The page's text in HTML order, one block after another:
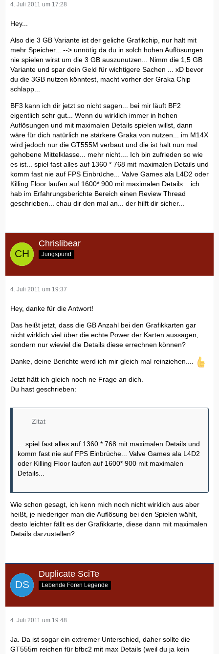
4. Juli 2011 um 17:28
Hey...
Also die 3 GB Variante ist der geliche Grafikchip, nur halt mit
mehr Speicher... --> unnötig da du in solch hohen Auflösungen
nie spielen wirst um die 3 GB auszunutzen... Nimm die 1,5 GB
Variante und spar dein Geld für wichtigere Sachen ... xD bevor
du die 3GB nutzen könntest, macht vorher der Graka Chip
schlapp...
BF3 kann ich dir jetzt so nicht sagen... bei mir läuft BF2
eigentlich sehr gut... Wenn du wirklich immer in hohen
Auflösungen und mit maximalen Details spielen willst, dann
wäre für dich natürlich ne stärkere Graka von nutzen... im M14X
wird jedoch nur die GT555M verbaut und die ist halt nun mal
gehobene Mittelklasse... mehr nicht.... Ich bin zufrieden so wie
es ist... spiel fast alles auf 1360 * 768 mit maximalen Details und
komm fast nie auf FPS Einbrüche... Valve Games ala L4D2 oder
Killing Floor laufen auf 1600* 900 mit maximalen Details... ich
hab im Erfahrungsberichte Bereich einen Review Thread
geschrieben... chau dir den mal an... der hilft dir sicher...
Chrislibear
Jungspund
4. Juli 2011 um 19:37
Hey, danke für die Antwort!
Das heißt jetzt, dass die GB Anzahl bei den Grafikkarten gar
nicht wirklich viel über die echte Power der Karten aussagen,
sondern nur wieviel die Details diese errechnen können?
Danke, deine Berichte werd ich mir gleich mal reinziehen....
Jetzt hätt ich gleich noch ne Frage an dich.
Du hast geschrieben:
Zitat
... spiel fast alles auf 1360 * 768 mit maximalen Details und
komm fast nie auf FPS Einbrüche... Valve Games ala L4D2
oder Killing Floor laufen auf 1600* 900 mit maximalen
Details...
Wie schon gesagt, ich kenn mich noch nicht wirklich aus aber
heißt, je niederiger man die Auflösung bei den Spielen wählt,
desto leichter fällt es der Grafikkarte, diese dann mit maximalen
Details darzustellen?
Duplicate SciTe
Lebende Foren Legende
4. Juli 2011 um 19:48
Ja. Da ist sogar ein extremer Unterschied, daher sollte die
GT555m reichen für bfbc2 mit max Details (weil du ja kein